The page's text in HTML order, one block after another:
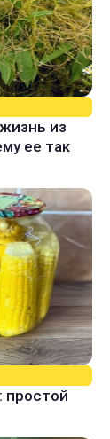
из
ее так
простой